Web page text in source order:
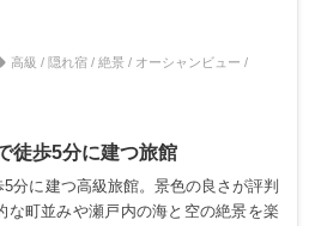
高級 / 隠れ宿 / 絶景 / オーシャンビュー /
徒歩5分に建つ旅館
分に建つ高級旅館。景色の良さが評判
な町並みや瀬戸内の海と空の絶景を楽